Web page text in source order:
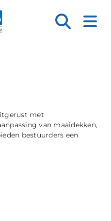
met
van maaidekken,
bestuurders een